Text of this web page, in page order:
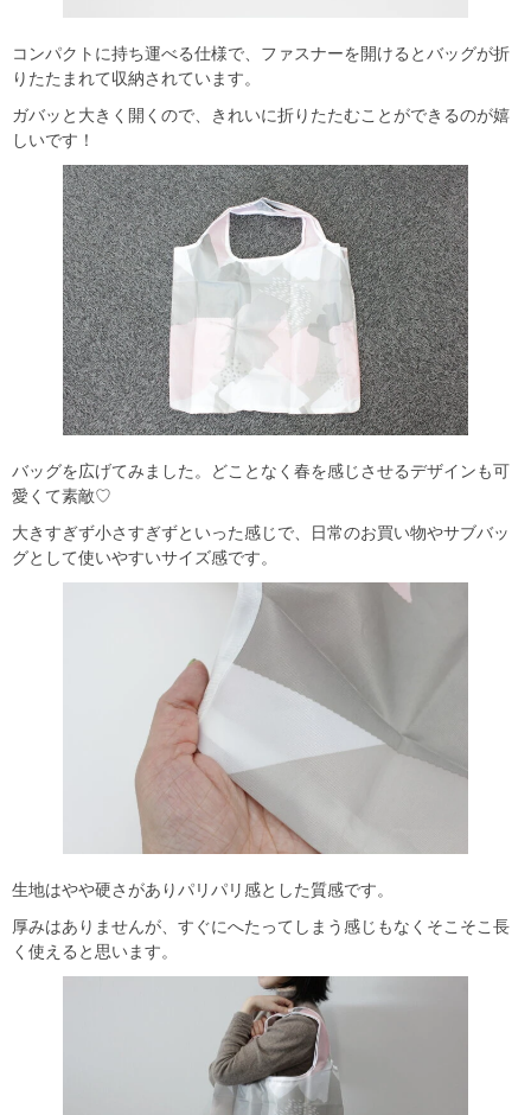
コンパクトに持ち運べる仕様で、ファスナーを開けるとバッグが折
りたたまれて収納されています。
ガバッと大きく開くので、きれいに折りたたむことができるのが嬉
しいです！
バッグを広げてみました。どことなく春を感じさせるデザインも可
愛くて素敵♡
大きすぎず小さすぎずといった感じで、日常のお買い物やサブバッ
グとして使いやすいサイズ感です。
生地はやや硬さがありパリパリ感とした質感です。
厚みはありませんが、すぐにへたってしまう感じもなくそこそこ長
く使えると思います。